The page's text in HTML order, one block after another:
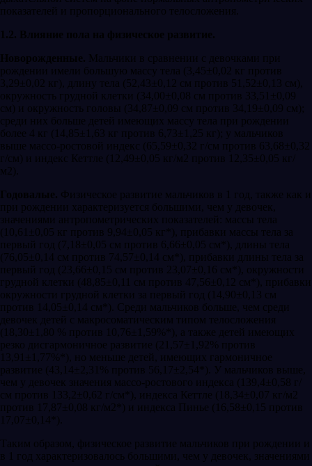
показателей и пропорционального телосложения.
1.2. Влияние пола на физическое развитие.
Новорожденные. Мальчики в сравнении с девочками при
рождении имели большую массу тела (3,45±0,02 кг против
3,29±0,02 кг), длину тела (52,43±0,12 см против 51,52±0,13 см),
окружность грудной клетки (34,00±0,08 см против 33,51±0,09
см) и окружность головы (34,87±0,09 см против 34,19±0,09 см);
среди них больше детей имеющих массу тела при рождении
более 4 кг (14,85±1,63 кг против 6,73±1,25 кг); у мальчиков
выше массо-ростовой индекс (65,59±0,32 г/см против 63,68±0,32
г/см) и индекс Кеттле (12,49±0,05 кг/м2 против 12,35±0,05 кг/
м2).
Годовалые. Физическое развитие мальчиков в 1 год, также как и
при рождении характеризуется большими, чем у девочек,
значениями антропометрических показателей: массы тела
(10,61±0,05 кг против 9,94±0,05 кг*), прибавки массы тела за
первый год (7,18±0,05 см против 6,66±0,05 см*), длины тела
(76,05±0,14 см против 74,57±0,14 см*), прибавки длины тела за
первый год (23,66±0,15 см против 23,07±0,16 см*), окружности
грудной клетки (48,85±0,11 см против 47,56±0,12 см*), прибавки
окружности грудной клетки за первый год (14,90±0,13 см
против 14,05±0,14 см*). Среди мальчиков больше, чем среди
девочек детей с макросоматическим типом телосложения
(18,30±1,80 % против 10,76±1,59%*), а также детей имеющих
резко дисгармоничное развитие (21,57±1,92% против
13,91±1,77%*), но меньше детей, имеющих гармоничное
развитие (43,14±2,31% против 56,17±2,54*). У мальчиков выше,
чем у девочек значения массо-ростового индекса (139,4±0,58 г/
см против 133,2±0,62 г/см*), индекса Кеттле (18,34±0,07 кг/м2
против 17,87±0,08 кг/м2*) и индекса Пинье (16,58±0,15 против
17,07±0,14*).
Таким образом, физическое развитие мальчиков при рождении и
в 1 год характеризовалось большими, чем у девочек, значениями